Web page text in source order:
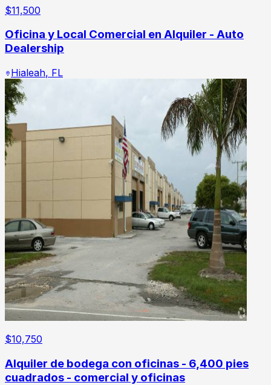
$11,500
Oficina y Local Comercial en Alquiler - Auto
Dealership
Hialeah, FL
$10,750
Alquiler de bodega con oficinas - 6,400 pies
cuadrados - comercial y oficinas